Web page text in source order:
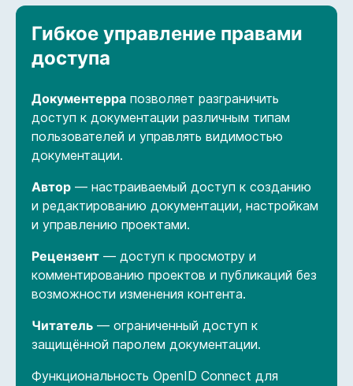
Гибкое управление правами
доступа
Документерра позволяет разграничить
доступ к документации различным типам
пользователей и управлять видимостью
документации.
Автор — настраиваемый доступ к созданию
и редактированию документации, настройкам
и управлению проектами.
Рецензент — доступ к просмотру и
комментированию проектов и публикаций без
возможности изменения контента.
Читатель — ограниченный доступ к
защищённой паролем документации.
Функциональность OpenID Connect для